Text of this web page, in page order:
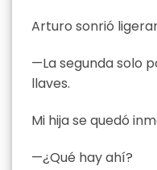
Arturo sonrió
—La segunda solo
llaves.
Mi hija se quedó
—¿Qué hay ahí?